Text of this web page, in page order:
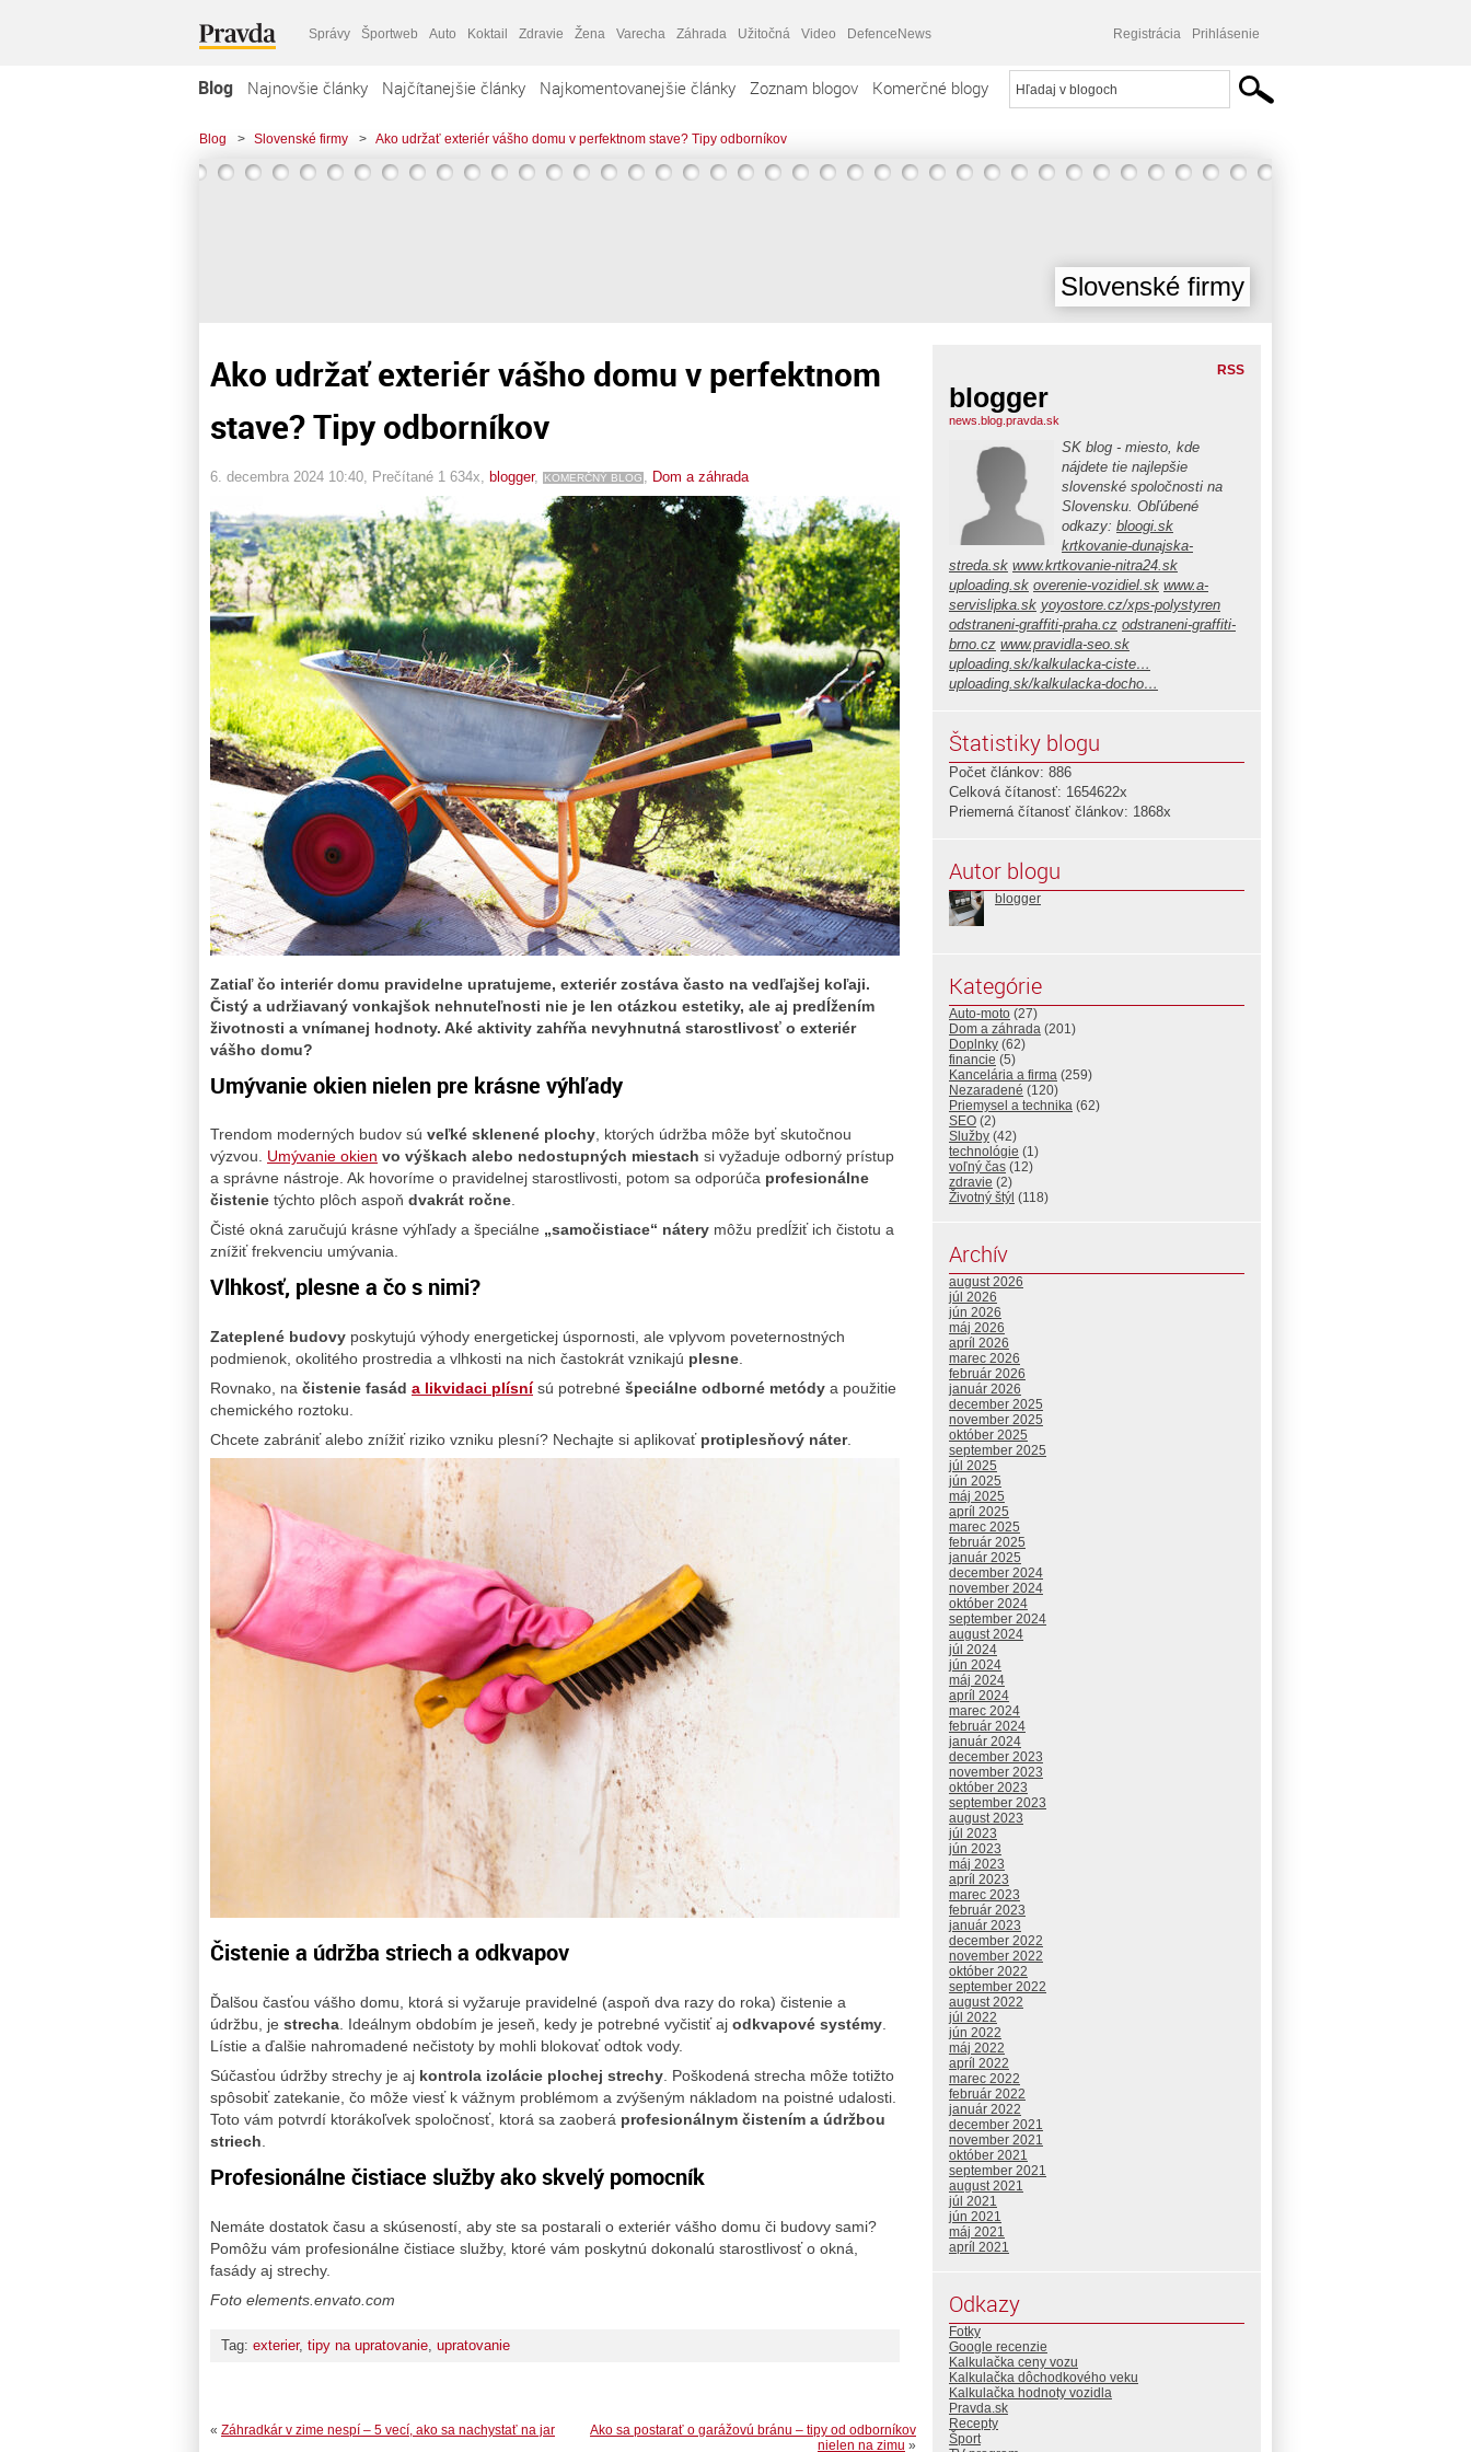
Správy Športweb Auto Koktail Zdravie Žena Varecha Záhrada Užitočná Video DefenceNews Registrácia Prihlásenie
Blog Najnovšie články Najčítanejšie články Najkomentovanejšie články Zoznam blogov Komerčné blogy
Blog > Slovenské firmy > Ako udržať exteriér vášho domu v perfektnom stave? Tipy odborníkov
Slovenské firmy
Ako udržať exteriér vášho domu v perfektnom
stave? Tipy odborníkov
6. decembra 2024 10:40 , Prečítané 1 634x, blogger, KOMERČNÝ BLOG Dom a záhrada
Zatiaľ čo interiér domu pravidelne upratujeme, exteriér zostáva často na vedľajšej koľaji.
Čistý a udržiavaný vonkajšok nehnuteľnosti nie je len otázkou estetiky, ale aj predĺžením
životnosti a vnímanej hodnoty. Aké aktivity zahŕňa nevyhnutná starostlivosť o exteriér
vášho domu?
Umývanie okien nielen pre krásne výhľady
Trendom moderných budov sú veľké sklenené plochy , ktorých údržba môže byť skutočnou
výzvou. Umývanie okien vo výškach alebo nedostupných miestach si vyžaduje odborný prístup
a správne nástroje. Ak hovoríme o pravidelnej starostlivosti, potom sa odporúča profesionálne
čistenie týchto plôch aspoň dvakrát ročne
Čisté okná zaručujú krásne výhľady a špeciálne „samočistiace“ nátery môžu predĺžiť ich čistotu a
znížiť frekvenciu umývania.
Vlhkosť, plesne a čo s nimi?
Zateplené budovy poskytujú výhody energetickej úspornosti, ale vplyvom poveternostných
podmienok, okolitého prostredia a vlhkosti na nich častokrát vznikajú plesne
Rovnako, na čistenie fasád a likvidaci plísní sú potrebné špeciálne odborné metódy a použitie
chemického roztoku.
Chcete zabrániť alebo znížiť riziko vzniku plesní? Nechajte si aplikovať protiplesňový náter.
Čistenie a údržba striech a odkvapov
Ďalšou časťou vášho domu, ktorá si vyžaruje pravidelné (aspoň dva razy do roka) čistenie a
údržbu, je strecha . Ideálnym obdobím je jeseň, kedy je potrebné vyčistiť aj odkvapové systémy
Lístie a ďalšie nahromadené nečistoty by mohli blokovať odtok vody.
Súčasťou údržby strechy je aj kontrola izolácie plochej strechy . Poškodená strecha môže totižto
spôsobiť zatekanie, čo môže viesť k vážnym problémom a zvýšeným nákladom na poistné udalosti.
Toto vám potvrdí ktorákoľvek spoločnosť, ktorá sa zaoberá profesionálnym čistením a údržbou
striech
Profesionálne čistiace služby ako skvelý pomocník
Nemáte dostatok času a skúseností, aby ste sa postarali o exteriér vášho domu či budovy sami?
Pomôžu vám profesionálne čistiace služby, ktoré vám poskytnú dokonalú starostlivosť o okná,
fasády aj strechy.
Foto elements.envato.com
Tag: exterier, tipy na upratovanie upratovanie
Ako sa postarať o garážovú bránu – tipy od odborníkov
nielen na zimu »
« Záhradkár v zime nespí – 5 vecí, ako sa nachystať na jar
RSS
blogger
news.blog.pravda.sk
SK blog - miesto, kde
nájdete tie najlepšie
slovenské spoločnosti na
Slovensku. Obľúbené
odkazy: bloogi.sk
krtkovanie-dunajska-
streda.sk www.krtkovanie-nitra24.sk
uploading.sk overenie-vozidiel.sk www.a-
servislipka.sk yoyostore.cz/xps-polystyren
odstraneni-graffiti-praha.cz odstraneni-graffiti-
brno.cz www.pravidla-seo.sk
uploading.sk/kalkulacka-ciste…
uploading.sk/kalkulacka-docho…
Štatistiky blogu
Počet článkov: 886
Celková čítanosť: 1654622x
Priemerná čítanosť článkov: 1868x
Autor blogu
blogger
Kategórie
Auto-moto (27)
Dom a záhrada (201)
Doplnky (62)
financie (5)
Kancelária a firma (259)
Nezaradené (120)
Priemysel a technika (62)
SEO (2)
Služby (42)
technológie (1)
voľný čas (12)
zdravie (2)
Životný štýl (118)
Archív
august 2026
júl 2026
jún 2026
máj 2026
apríl 2026
marec 2026
február 2026
január 2026
december 2025
november 2025
október 2025
september 2025
júl 2025
jún 2025
máj 2025
apríl 2025
marec 2025
február 2025
január 2025
december 2024
november 2024
október 2024
september 2024
august 2024
júl 2024
jún 2024
máj 2024
apríl 2024
marec 2024
február 2024
január 2024
december 2023
november 2023
október 2023
september 2023
august 2023
júl 2023
jún 2023
máj 2023
apríl 2023
marec 2023
február 2023
január 2023
december 2022
november 2022
október 2022
september 2022
august 2022
júl 2022
jún 2022
máj 2022
apríl 2022
marec 2022
február 2022
január 2022
december 2021
november 2021
október 2021
september 2021
august 2021
júl 2021
jún 2021
máj 2021
apríl 2021
Odkazy
Fotky
Google recenzie
Kalkulačka ceny vozu
Kalkulačka dôchodkového veku
Kalkulačka hodnoty vozidla
Pravda.sk
Recepty
Šport